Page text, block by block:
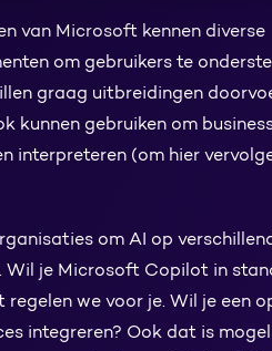
van Microsoft kennen diverse
om gebruikers te
graag uitbreidingen
kunnen gebruiken om
interpreteren (om hier
om AI op
Wil je Microsoft Copilot in
regelen we voor je. Wil je een
integreren? Ook dat is